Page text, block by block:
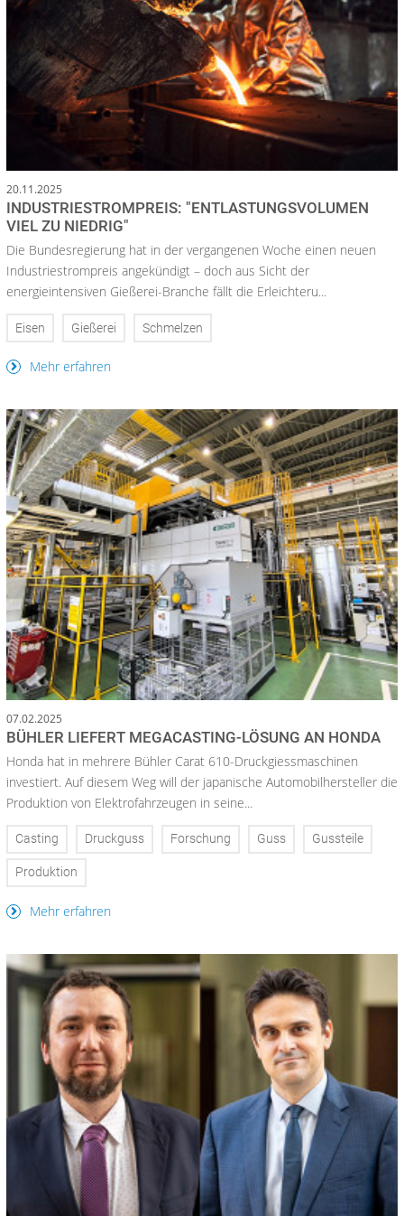
20.11.2025
INDUSTRIESTROMPREIS: "ENTLASTUNGSVOLUMEN
VIEL ZU NIEDRIG"
Die Bundesregierung hat in der vergangenen Woche einen neuen
Industriestrompreis angekündigt – doch aus Sicht der
energieintensiven Gießerei-Branche fällt die Erleichteru...
Eisen Gießerei Schmelzen
Mehr erfahren
07.02.2025
BÜHLER LIEFERT MEGACASTING-LÖSUNG AN HONDA
Honda hat in mehrere Bühler Carat 610-Druckgiessmaschinen
investiert. Auf diesem Weg will der japanische Automobilhersteller die
Produktion von Elektrofahrzeugen in seine...
Casting Druckguss Forschung Guss Gussteile
Produktion
Mehr erfahren